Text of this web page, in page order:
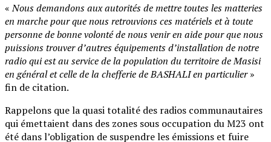
«Nous demandons aux autorités de mettre toutes les matteries
en marche pour que nous retrouvions ces matériels et à toute
personne de bonne volonté de nous venir en aide pour que nous
puissions trouver d’autres équipements d’installation de notre
radio qui est au service de la population du territoire de Masisi
en général et celle de la chefferie de BASHALI en particulier»
fin de citation.
Rappelons que la quasi totalité des radios communautaires
qui émettaient dans des zones sous occupation du M23 ont
été dans l’obligation de suspendre les émissions et fuire